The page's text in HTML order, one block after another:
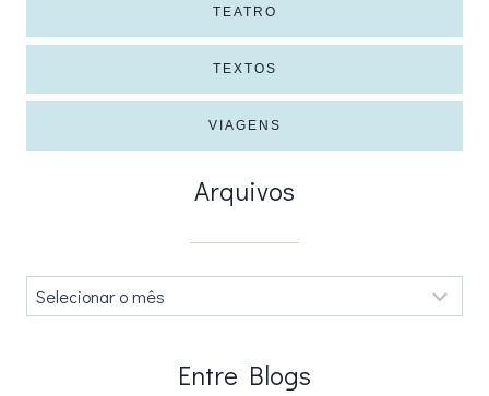
TEATRO
TEXTOS
VIAGENS
Arquivos
Arquivos
Entre Blogs